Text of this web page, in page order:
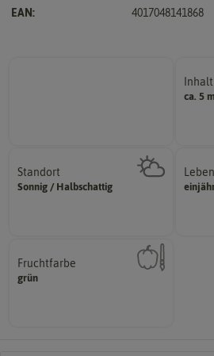
EAN:
4017048141868
Inhalt
ca. 5
Standort
Sonnig / Halbschattig
Pflanze? (schattig, halbschattig,
sonnig, vollsonnig)
Fruchtfarbe
grün
sie nach dem Reifungsprozess
hat.